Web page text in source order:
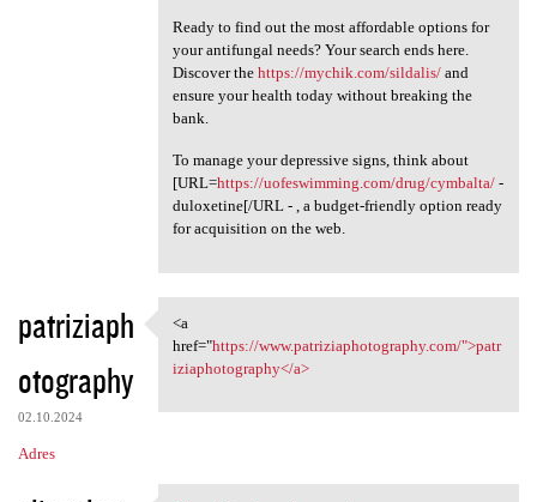
Ready to find out the most affordable options for
your antifungal needs? Your search ends here.
Discover the https://mychik.com/sildalis/and
ensure your health today without breaking the
bank.
To manage your depressive signs, think about
[URL=https://uofeswimming.com/drug/cymbalta/-
duloxetine[/URL - , a budget-friendly option ready
for acquisition on the web.
patriziaph
otography
02.10.2024
Adres
<a href="https://www
<a
href="https://www.patriziaphotography.com/">patr
iziaphotography</a>